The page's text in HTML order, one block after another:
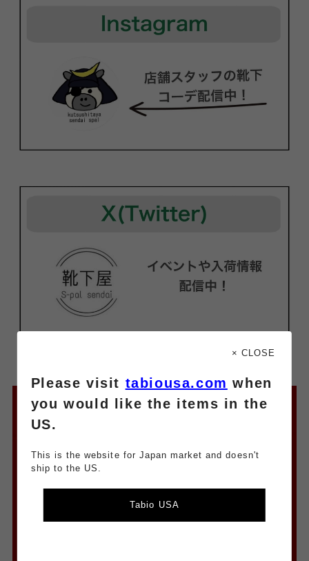
× CLOSE
Please visit tabiousa.com when
you would like the items in the
US.
This is the website for Japan market and doesn't
ship to the US.
Tabio USA